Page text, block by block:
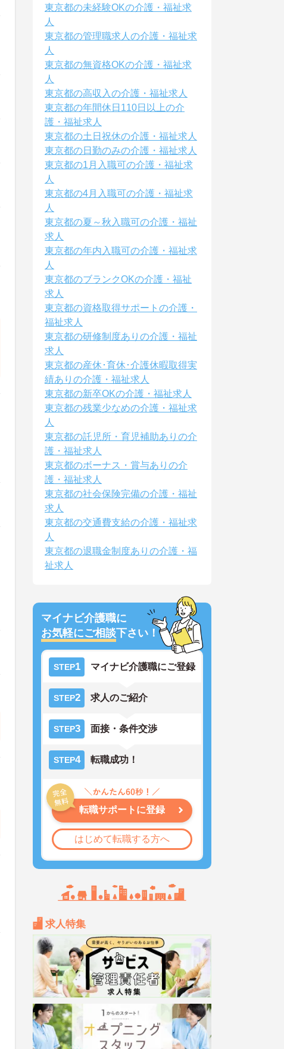
東京都の未経験OKの介護・福祉求
人
東京都の管理職求人の介護・福祉求
人
東京都の無資格OKの介護・福祉求
人
東京都の高収入の介護・福祉求人
東京都の年間休日110日以上の介
護・福祉求人
東京都の土日祝休の介護・福祉求人
東京都の日勤のみの介護・福祉求人
東京都の1月入職可の介護・福祉求
人
東京都の4月入職可の介護・福祉求
人
東京都の夏～秋入職可の介護・福祉
求人
東京都の年内入職可の介護・福祉求
人
東京都のブランクOKの介護・福祉
求人
東京都の資格取得サポートの介護・
福祉求人
東京都の研修制度ありの介護・福祉
求人
東京都の産休･育休･介護休暇取得実
績ありの介護・福祉求人
東京都の新卒OKの介護・福祉求人
東京都の残業少なめの介護・福祉求
人
東京都の託児所・育児補助ありの介
護・福祉求人
東京都のボーナス・賞与ありの介
護・福祉求人
東京都の社会保険完備の介護・福祉
求人
東京都の交通費支給の介護・福祉求
人
東京都の退職金制度ありの介護・福
祉求人
マイナビ介護職に
お気軽にご相談下さい！
STEP1 マイナビ介護職にご登録
STEP2 求人のご紹介
STEP3 面接・条件交渉
STEP4 転職成功！
転職サポートに登録
はじめて転職する方へ
求人特集